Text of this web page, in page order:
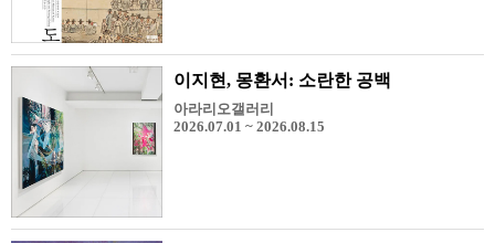
이지현, 몽환서: 소란한 공백
아라리오갤러리
2026.07.01 ~ 2026.08.15